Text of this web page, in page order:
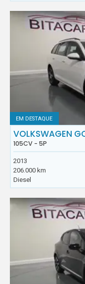
EM DESTAQUE
VOLKSWAGEN
105CV - 5P
2013
206.000 km
Diesel